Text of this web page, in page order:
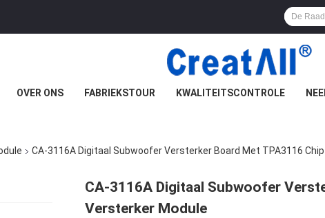
OVER ONS FABRIEKSTOUR KWALITEITSCONTROLE
CA-3116A Digitaal Subwoofer Versterker Board Met TPA3116
CA-3116A Digitaal Subwoofer
Versterker Module